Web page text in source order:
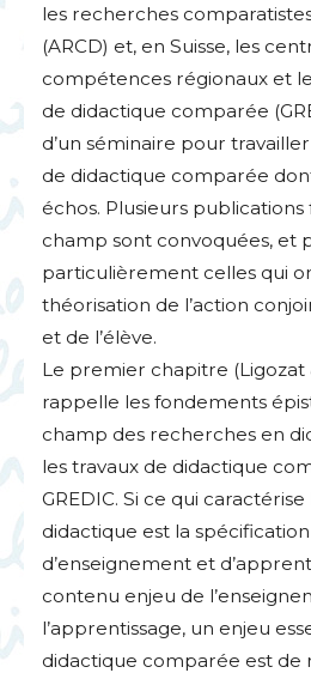
les recherches
(ARCD) et, en Suisse, les
compétences régionaux et
de didactique comparée (
d’un séminaire pour
de didactique comparée
échos. Plusieurs
champ sont convoquées, et
particulièrement celles qui
théorisation de l’action
et de l’élève.
Le premier chapitre (Ligozat
rappelle les fondements
champ des recherches en
les travaux de didactique
GREDIC. Si ce qui
didactique est la
d’enseignement et
contenu enjeu de
l’apprentissage, un enjeu
didactique comparée est de